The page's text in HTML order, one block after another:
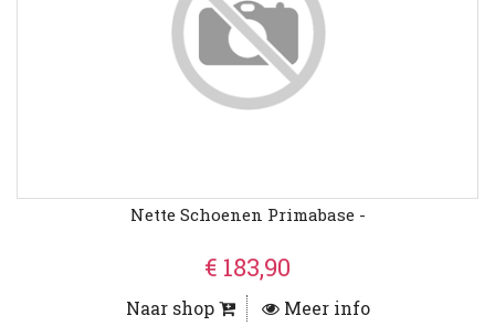
Nette Schoenen Primabase -
€ 183,90
Naar shop Meer info